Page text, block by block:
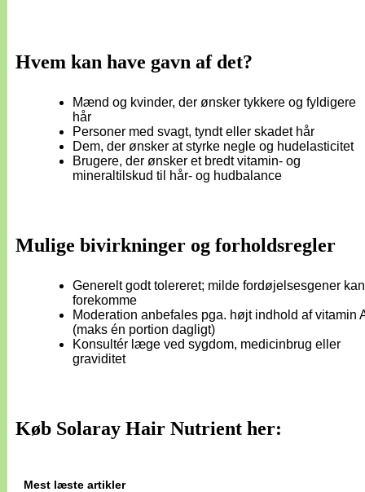
Hvem kan have gavn af det?
Mænd og kvinder, der ønsker tykkere og fyldigere
hår
Personer med svagt, tyndt eller skadet hår
Dem, der ønsker at styrke negle og hudelasticitet
Brugere, der ønsker et bredt vitamin- og
mineraltilskud til hår- og hudbalance
Mulige bivirkninger og forholdsregler
Generelt godt tolereret; milde fordøjelsesgener kan
forekomme
Moderation anbefales pga. højt indhold af vitamin
(maks én portion dagligt)
Konsultér læge ved sygdom, medicinbrug eller
graviditet
Køb Solaray Hair Nutrient her:
Mest læste artikler